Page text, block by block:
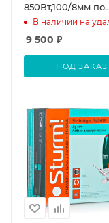
850Вт,100/8мм по
дереву и металлу
В наличии на
9 500 ₽
ПОД ЗАКАЗ